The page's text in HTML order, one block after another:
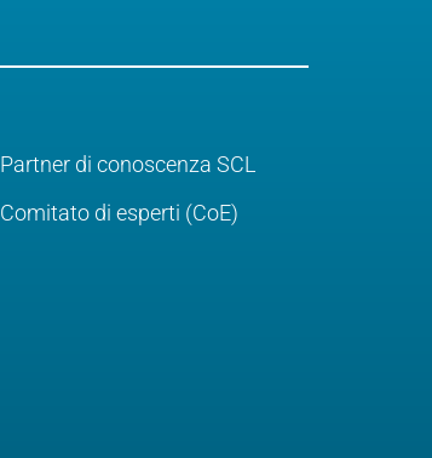
Partner di conoscenza SCL
Comitato di esperti (CoE)